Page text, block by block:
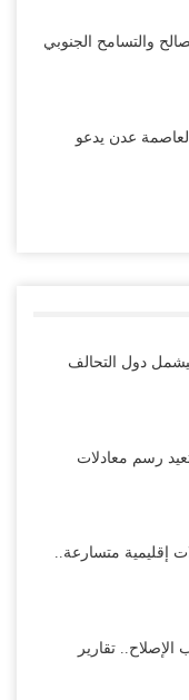
والتسامح الجنوبي
عدن يدعو
دول التحالف
رسم معادلات
إقليمية متسارعة..
تقارير